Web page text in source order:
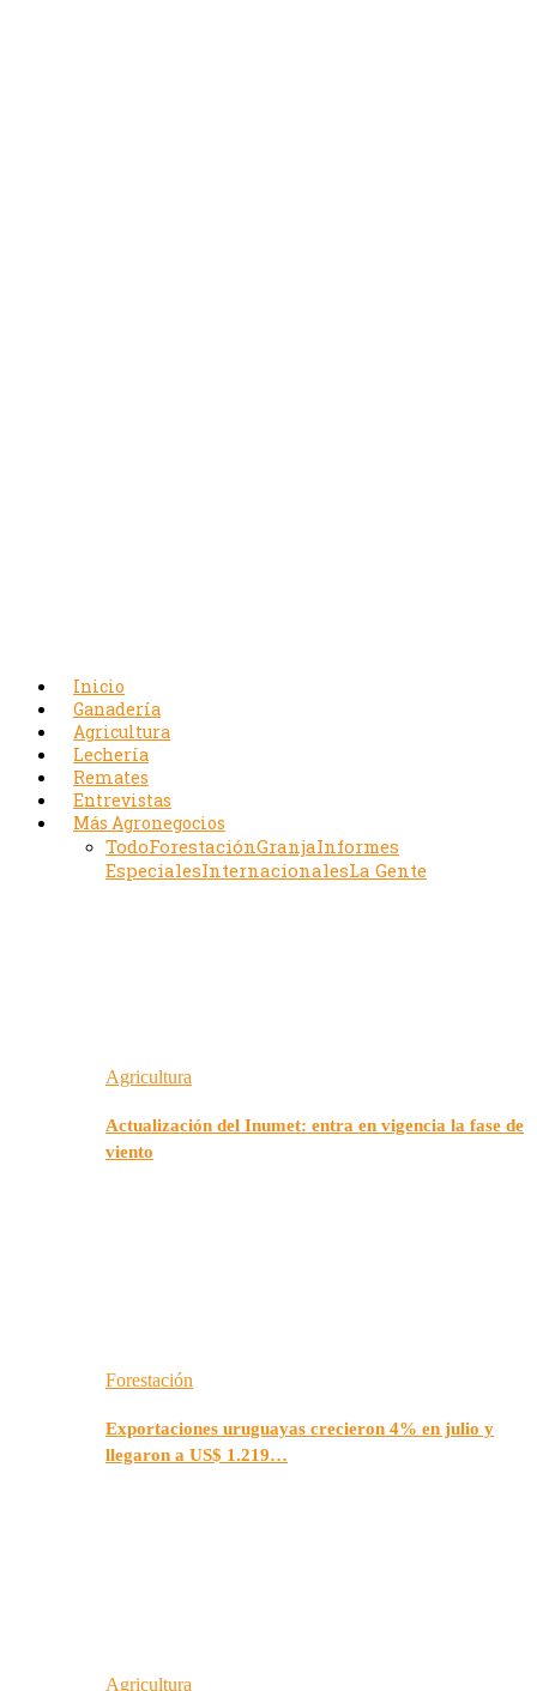
Inicio
Ganadería
Agricultura
Lechería
Remates
Entrevistas
Más Agronegocios
TodoForestaciónGranjaInformes
EspecialesInternacionalesLa Gente
Agricultura
Actualización del Inumet: entra en vigencia la fase de
viento
Forestación
Exportaciones uruguayas crecieron 4% en julio y
llegaron a US$ 1.219…
Agricultura